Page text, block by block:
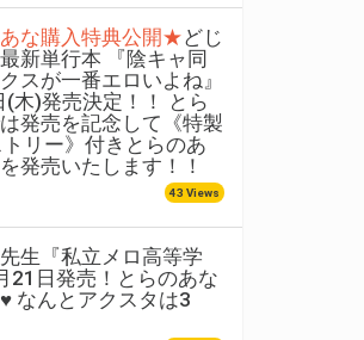
な購入特典公開★どじ
新単行本 『陰キャ同
スが一番エロいよね』
木)発売決定！！ とら
発売を記念して《特製
リー》付きとらのあ
発売いたします！！
43 Views
生『私立メロ高等学
21日発売！とらのあな
なんとアクスタは3